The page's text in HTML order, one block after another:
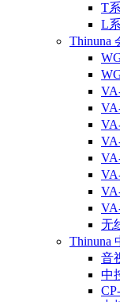
T
L
Thinuna
无
Thinuna
音
中